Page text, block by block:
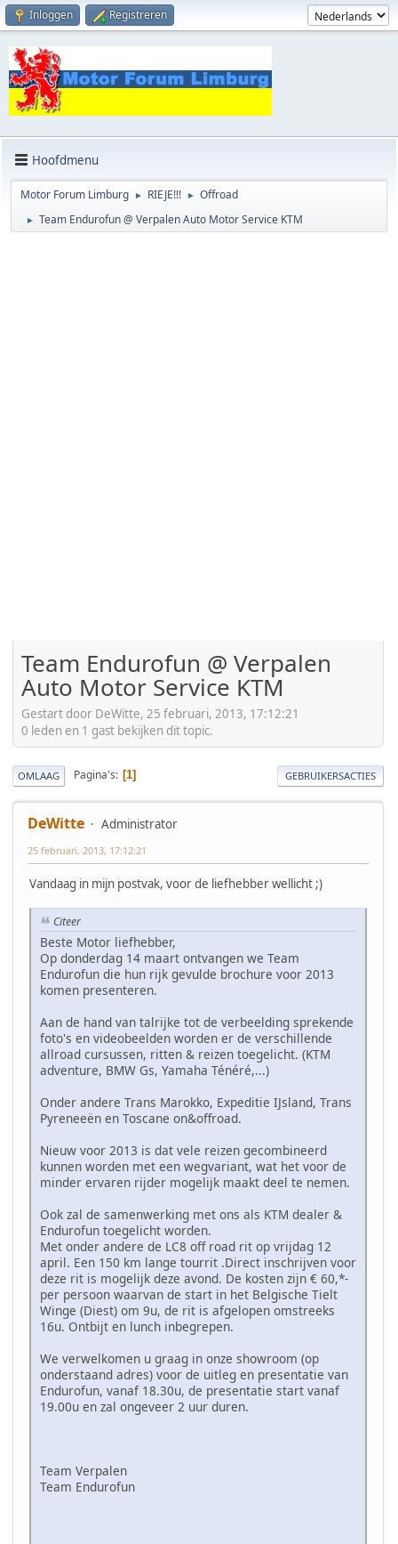
Inloggen Registreren
Hoofdmenu
Motor Forum Limburg ► RIEJE!!! ► Offroad
► Team Endurofun @ Verpalen Auto Motor Service KTM
Team Endurofun @ Verpalen
Auto Motor Service KTM
Gestart door DeWitte, 25 februari, 2013, 17:12:21
0 leden en 1 gast bekijken dit topic.
OMLAAG Pagina's 1 GEBRUIKERSACTIES
DeWitte Administrator
25 februari, 2013, 17:12:21
Vandaag in mijn postvak, voor de liefhebber wellicht ;)
Citeer
Beste Motor liefhebber,
Op donderdag 14 maart ontvangen we Team
Endurofun die hun rijk gevulde brochure voor 2013
komen presenteren.
Aan de hand van talrijke tot de verbeelding sprekende
foto's en videobeelden worden er de verschillende
allroad cursussen, ritten & reizen toegelicht. (KTM
adventure, BMW Gs, Yamaha Ténéré,...)
Onder andere Trans Marokko, Expeditie IJsland, Trans
Pyreneeën en Toscane on&offroad.
Nieuw voor 2013 is dat vele reizen gecombineerd
kunnen worden met een wegvariant, wat het voor de
minder ervaren rijder mogelijk maakt deel te nemen.
Ook zal de samenwerking met ons als KTM dealer &
Endurofun toegelicht worden.
Met onder andere de LC8 off road rit op vrijdag 12
april. Een 150 km lange tourrit .Direct inschrijven voor
deze rit is mogelijk deze avond. De kosten zijn € 60,*-
per persoon waarvan de start in het Belgische Tielt
Winge (Diest) om 9u, de rit is afgelopen omstreeks
16u. Ontbijt en lunch inbegrepen.
We verwelkomen u graag in onze showroom (op
onderstaand adres) voor de uitleg en presentatie van
Endurofun, vanaf 18.30u, de presentatie start vanaf
19.00u en zal ongeveer 2 uur duren.
Team Verpalen
Team Endurofun